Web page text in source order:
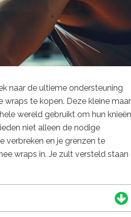
naar de ultieme ondersteuning
wraps te kopen. Deze kleine maar
wereld gebruikt om hun knieën
niet alleen de nodige
verbreken en je grenzen te
wraps in. Je zult versteld staan